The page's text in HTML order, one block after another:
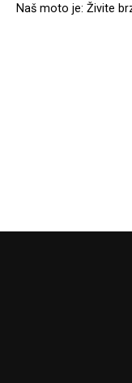
Naš moto je: Živite